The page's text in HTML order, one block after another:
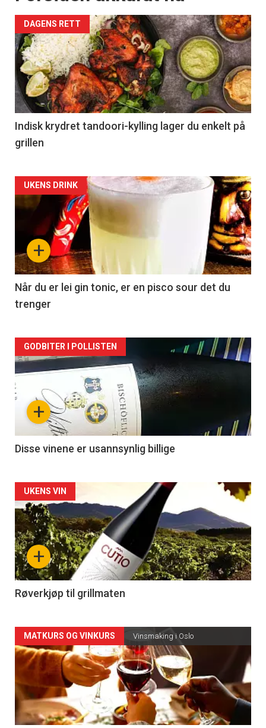
DAGENS RETT
Indisk krydret tandoori-kylling lager du enkelt på
grillen
Forsiden
akkurat
nå
-
2
+
UKENS DRINK
Når du er lei gin tonic, er en pisco sour det du
trenger
Forsiden
akkurat
nå
3
+
GODBITER I POLLISTEN
Disse vinene er usannsynlig billige
Forsiden
akkurat
nå
-
4
+
UKENS VIN
Røverkjøp til grillmaten
Forsiden
akkurat
nå
-
MATKURS OG VINKURS Vinsmaking i Oslo